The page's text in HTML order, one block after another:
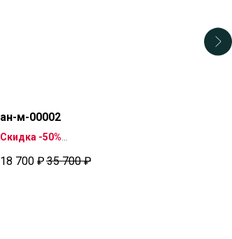
ан-м-00002
Скидка -50%
рабочих дней
18 700 ₽ 35 700 ₽